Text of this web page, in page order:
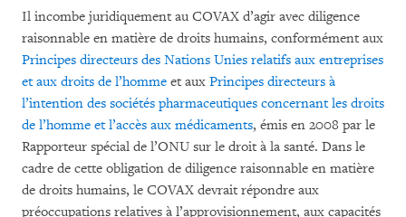
Il incombe juridiquement au COVAX d’agir avec diligence
raisonnable en matière de droits humains, conformément aux
Principes directeurs des Nations Unies relatifs aux entreprises
et aux droits de l’homme et aux Principes directeurs à
l’intention des sociétés pharmaceutiques concernant les droits
de l’homme et l’accès aux médicaments, émis en 2008 par le
Rapporteur spécial de l’ONU sur le droit à la santé. Dans le
cadre de cette obligation de diligence raisonnable en matière
de droits humains, le COVAX devrait répondre aux
préoccupations relatives à l’approvisionnement, aux capacités